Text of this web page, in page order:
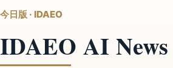
今日版 · IDAEO
IDAEO AI News